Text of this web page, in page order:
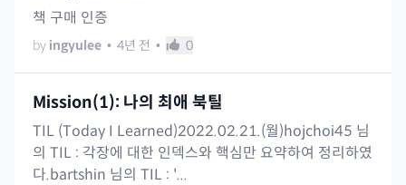
책 구매 인증
by ingyulee • 4년 전 • 0
Mission(1): 나의 최애 북틸
TIL (Today I Learned)2022.02.21.(월)hojchoi45 님
의 TIL : 각장에 대한 인덱스와 핵심만 요약하여 정리하였
다.bartshin 님의 TIL : '...